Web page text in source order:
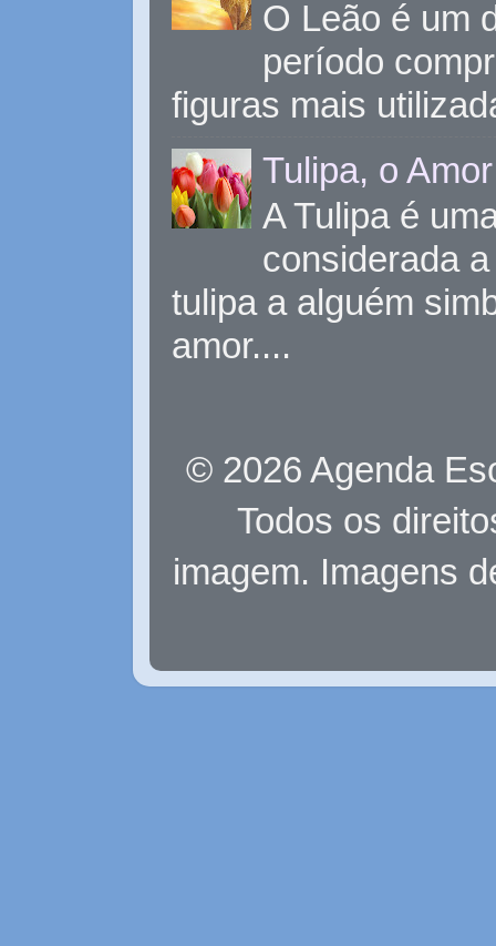
O Leão é um
período
figuras mais
Tulipa, o
A Tulipa é
considerada
tulipa a alguém
amor....
© 2026 Agenda
Todos os
imagem. Imagens